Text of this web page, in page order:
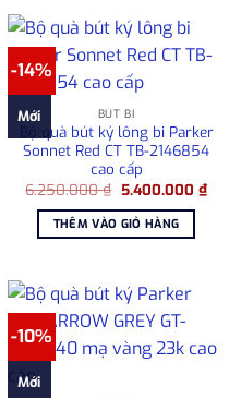
₫.
-14%
Mới BÚT BI
Bộ quà bút ký lông bi Parker
Sonnet Red CT TB-2146854
cao cấp
6.250.000₫ Giá
là:
6.250.000 ₫.
5.400.000 ₫Giá
hiện
THÊM VÀO GIỎ HÀNG
-10%
Mới